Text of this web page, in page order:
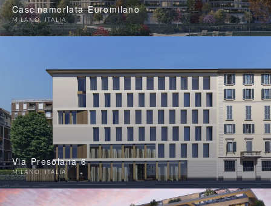
Cascinamerlata Euromilano
MILANO,ITALIA
Via Presolana 6
MILANO, ITALIA